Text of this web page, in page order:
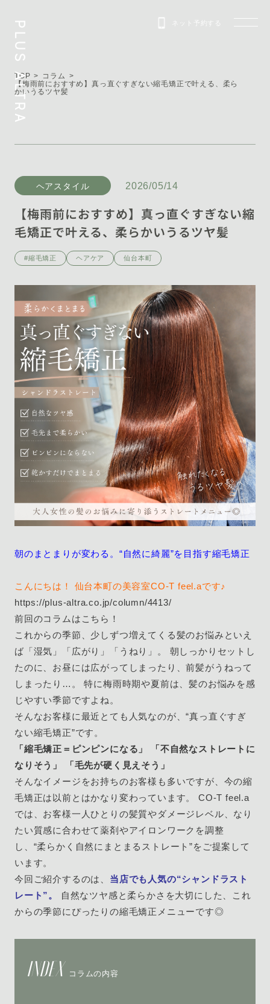
PLUS ALTRA ネット予約する
TOP
コラム
【梅雨前におすすめ】真っ直ぐすぎない縮毛矯正で叶える、柔ら
かいうるツヤ髪
ヘアスタイル 2026/05/14
【梅雨前におすすめ】真っ直ぐすぎない縮
毛矯正で叶える、柔らかいうるツヤ髪
#縮毛矯正 ヘアケア 仙台本町
朝のまとまりが変わる。“自然に綺麗”を目指す縮毛矯正
こんにちは！ 仙台本町の美容室CO-T feel.aです♪
https://plus-altra.co.jp/column/4413/
前回のコラムはこちら！
これからの季節、少しずつ増えてくる髪のお悩みといえ
ば「湿気」「広がり」「うねり」。 朝しっかりセットし
たのに、お昼には広がってしまったり、前髪がうねって
しまったり…。 特に梅雨時期や夏前は、髪のお悩みを感
じやすい季節ですよね。
そんなお客様に最近とても人気なのが、“真っ直ぐすぎ
ない縮毛矯正”です。
「縮毛矯正＝ピンピンになる」 「不自然なストレートに
なりそう」 「毛先が硬く見えそう」
そんなイメージをお持ちのお客様も多いですが、今の縮
毛矯正は以前とはかなり変わっています。 CO-T feel.a
では、お客様一人ひとりの髪質やダメージレベル、なり
たい質感に合わせて薬剤やアイロンワークを調整
し、“柔らかく自然にまとまるストレート”をご提案して
います。
今回ご紹介するのは、 当店でも人気の“シャンドラスト
レート”。
自然なツヤ感と柔らかさを大切にした、これ
からの季節にぴったりの縮毛矯正メニューです◎
INDEX コラムの内容